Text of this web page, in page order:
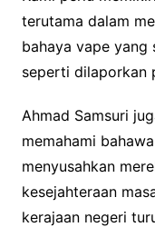
terutama dalam
bahaya vape yang
seperti dilaporkan
Ahmad Samsuri
memahami
menyusahkan
kesejahteraan
kerajaan negeri